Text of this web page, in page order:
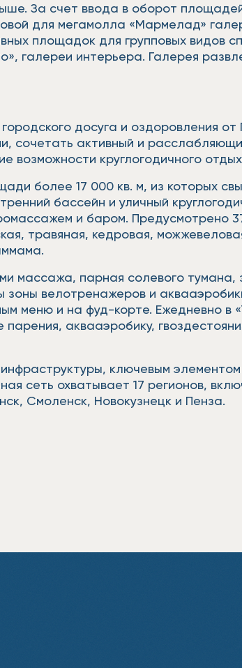
За счет ввода в оборот
для мегамолла «Мармелад»
площадок для групповых видов
галереи интерьера. Галерея
досуга и оздоровления
сочетать активный и
круглогодичного
более 17 000 кв. м, из которых
бассейн и уличный
и баром. Предусмотрено
травяная, кедровая,
массажа, парная солевого тумана,
велотренажеров и
меню и на фуд-корте. Ежедневно в
аквааэробику,
ключевым
сеть охватывает 17 регионов,
Смоленск, Новокузнецк и Пенза.